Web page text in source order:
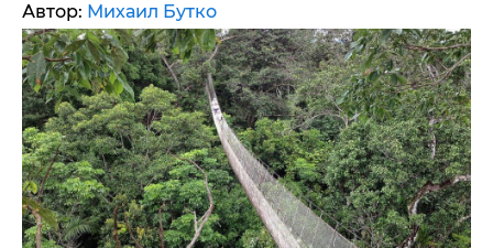
Автор: Михаил Бутко